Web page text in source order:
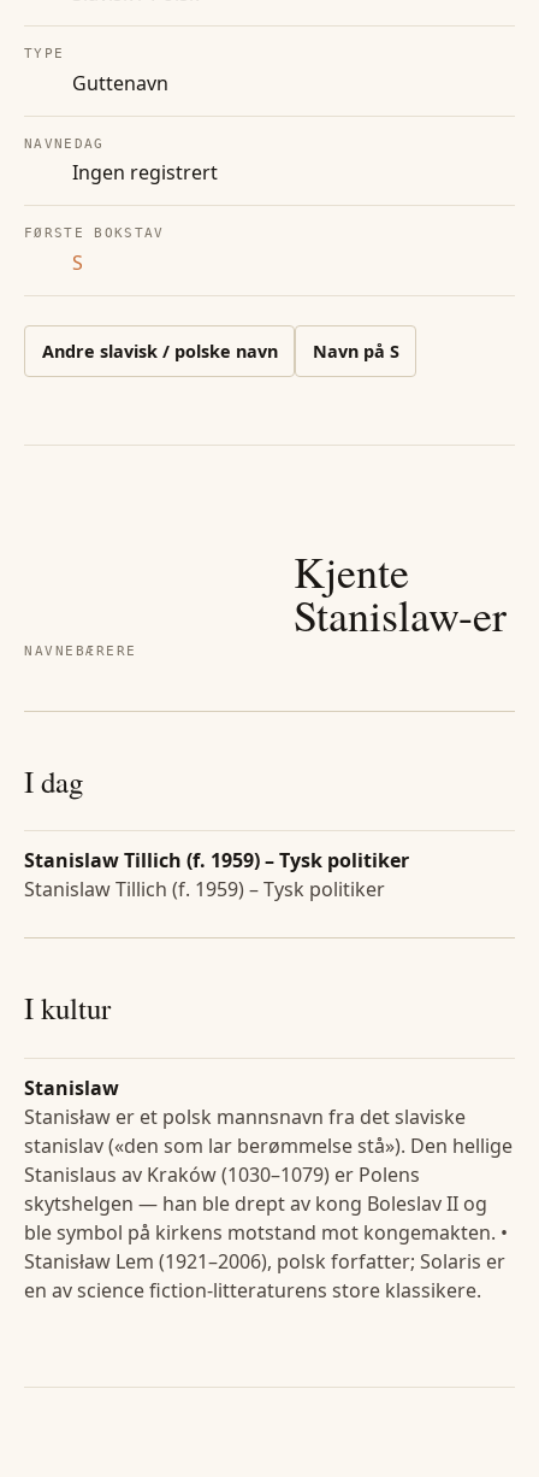
TYPE
Guttenavn
NAVNEDAG
Ingen registrert
FØRSTE BOKSTAV
S
Andre slavisk / polske navn Navn på S
NAVNEBÆRERE
Kjente
Stanislaw-er
I dag
Stanislaw Tillich (f. 1959) – Tysk politiker
Stanislaw Tillich (f. 1959) – Tysk politiker
I kultur
Stanislaw
Stanisław er et polsk mannsnavn fra det slaviske
stanislav («den som lar berømmelse stå»). Den hellige
Stanislaus av Kraków (1030–1079) er Polens
skytshelgen — han ble drept av kong Boleslav II og
ble symbol på kirkens motstand mot kongemakten. •
Stanisław Lem (1921–2006), polsk forfatter; Solaris er
en av science fiction-litteraturens store klassikere.